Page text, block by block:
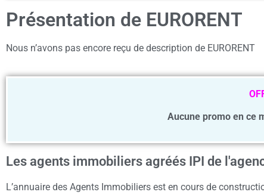
Présentation de EURORENT
Nous n’avons pas encore reçu de description de EURORENT
Aucune promo en ce
Les agents immobiliers agréés IPI de
L’annuaire des Agents Immobiliers est en cours de